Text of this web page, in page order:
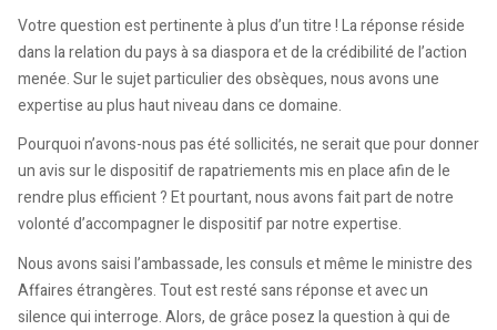
Votre question est pertinente à plus d’un titre ! La réponse réside
dans la relation du pays à sa diaspora et de la crédibilité de l’action
menée. Sur le sujet particulier des obsèques, nous avons une
expertise au plus haut niveau dans ce domaine.
Pourquoi n’avons-nous pas été sollicités, ne serait que pour donner
un avis sur le dispositif de rapatriements mis en place afin de le
rendre plus efficient ? Et pourtant, nous avons fait part de notre
volonté d’accompagner le dispositif par notre expertise.
Nous avons saisi l’ambassade, les consuls et même le ministre des
Affaires étrangères. Tout est resté sans réponse et avec un
silence qui interroge. Alors, de grâce posez la question à qui de